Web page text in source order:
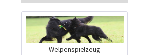
Welpenspielzeug